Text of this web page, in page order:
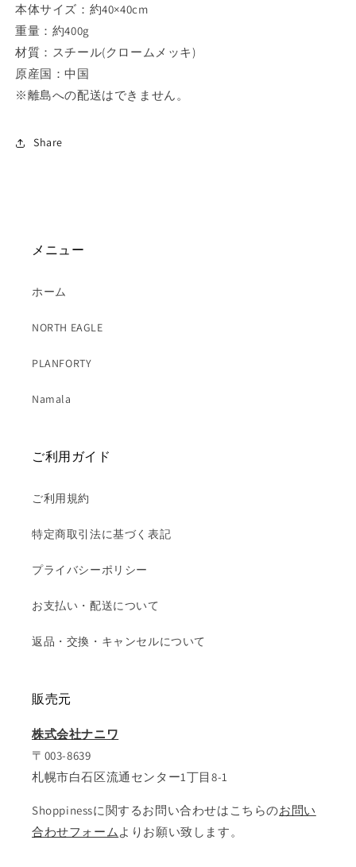
本体サイズ：約40×40cm
重量：約400g
材質：スチール(クロームメッキ)
原産国：中国
※離島への配送はできません。
Share
メニュー
ホーム
NORTH EAGLE
PLANFORTY
Namala
ご利用ガイド
ご利用規約
特定商取引法に基づく表記
プライバシーポリシー
お支払い・配送について
返品・交換・キャンセルについて
販売元
株式会社ナニワ
〒003-8639
札幌市白石区流通センター1丁目8-1
Shoppinessに関するお問い合わせはこちらのお問い
合わせフォームよりお願い致します。